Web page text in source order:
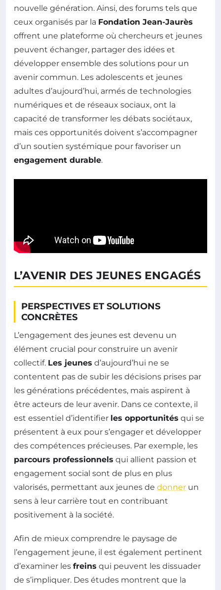
nouvelle génération. Ainsi, des forums tels que
ceux organisés par la Fondation Jean-Jaurès
offrent une plateforme où chercheurs et jeunes
peuvent échanger, partager des idées et
développer ensemble des solutions pour un
avenir commun. Les adolescents et jeunes
adultes d’aujourd’hui, armés de technologies
numériques et de réseaux sociaux, ont la
capacité de transformer les débats sociétaux,
mais ces opportunités doivent s’accompagner
d’un soutien systémique pour favoriser un
engagement durable.
L’AVENIR DES JEUNES ENGAGÉS
PERSPECTIVES ET SOLUTIONS
CONCRÈTES
L’engagement des jeunes est devenu un
élément crucial pour construire un avenir
collectif. Les jeunes d’aujourd’hui ne se
contentent pas de subir les décisions prises par
les générations précédentes, mais aspirent à
être acteurs de leur avenir. Dans ce contexte, il
est essentiel d’identifier les opportunités qui se
présentent à eux pour s’engager et développer
des compétences précieuses. Par exemple, les
parcours professionnels qui allient passion et
engagement social sont de plus en plus
valorisés, permettant aux jeunes de donner un
sens à leur carrière tout en contribuant
positivement à la société.
Afin de mieux comprendre le paysage de
l’engagement jeune, il est également pertinent
d’examiner les freins qui peuvent les dissuader
de s’impliquer. Des études montrent que la